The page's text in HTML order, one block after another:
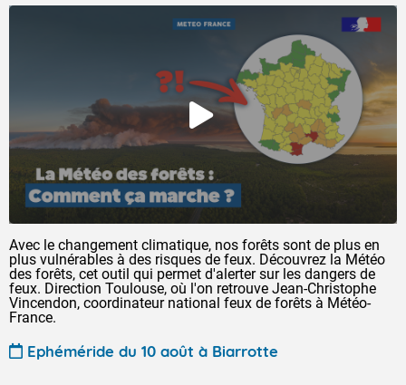
Avec le changement climatique, nos forêts sont de plus en
plus vulnérables à des risques de feux. Découvrez la Météo
des forêts, cet outil qui permet d'alerter sur les dangers de
feux. Direction Toulouse, où l'on retrouve Jean-Christophe
Vincendon, coordinateur national feux de forêts à Météo-
France.
Ephéméride du 10 août à Biarrotte